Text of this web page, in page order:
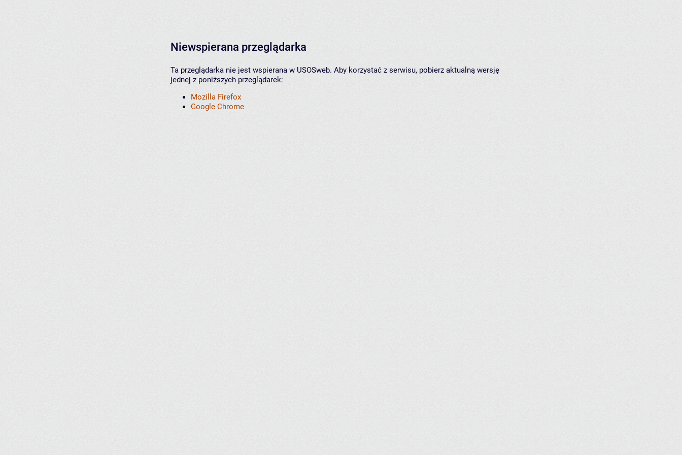
Niewspierana przeglądarka
Ta przeglądarka nie jest wspierana w USOSweb. Aby korzystać z serwisu, pobierz aktualną wersję
jednej z poniższych przeglądarek:
Mozilla Firefox
Google Chrome